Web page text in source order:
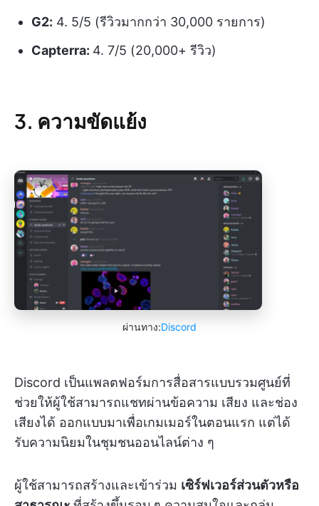
G2: 4. 5/5 (รีวิวมากกว่า 30,000 รายการ)
Capterra: 4. 7/5 (20,000+ รีวิว)
3. ความขัดแย้ง
ผ่านทาง:Discord
Discord เป็นแพลตฟอร์มการสื่อสารแบบรวมศูนย์ที่
ช่วยให้ผู้ใช้สามารถแชทผ่านข้อความ เสียง และช่อง
เสียงได้ ออกแบบมาเพื่อเกมเมอร์ในตอนแรก แต่ได้
รับความนิยมในชุมชนออนไลน์ต่าง ๆ
ผู้ใช้สามารถสร้างและเข้าร่วม เซิร์ฟเวอร์ส่วนตัวหรือ